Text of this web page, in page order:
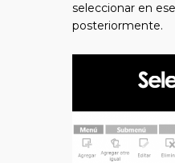
seleccionar en
posteriormente.